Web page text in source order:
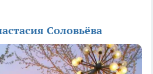
Соловьёва